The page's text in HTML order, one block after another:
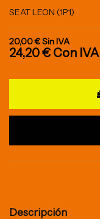
SEAT LEON (1P1)
20,00 €Sin IVA
24,20 € Con IVA
Descripción